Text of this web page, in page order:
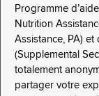
Programme
Nutrition
Assistance, PA)
(Supplemental
totalement
partager votre